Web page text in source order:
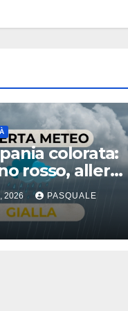
colorata:
rosso, allerta
2026 PASQUALE